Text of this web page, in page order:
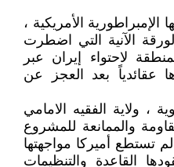
الإمبراطورية الأمريكية ،
الآنية التي اضطرت
لاحتواء إيران عبر
عقائدياً بعد العجز عن
، ولاية الفقيه الامامي
والممانعة للمشروع
تستطع أميركا مواجهتها
القاعدة والتنظيمات